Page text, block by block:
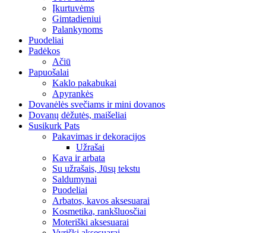
Įkurtuvėms
Gimtadieniui
Palankynoms
Puodeliai
Padėkos
Ačiū
Papuošalai
Kaklo pakabukai
Apyrankės
Dovanėlės svečiams ir mini dovanos
Dovanų dėžutės, maišeliai
Susikurk Pats
Pakavimas ir dekoracijos
Užrašai
Kava ir arbata
Su užrašais, Jūsų tekstu
Saldumynai
Puodeliai
Arbatos, kavos aksesuarai
Kosmetika, rankšluosčiai
Moteriški aksesuarai